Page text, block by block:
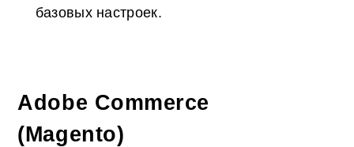
базовых настроек.
Adobe Commerce
(Magento)